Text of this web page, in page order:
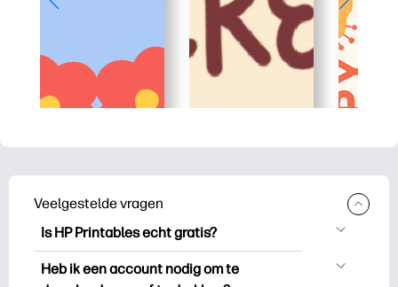
Veelgestelde vragen
Is HP Printables echt gratis?
HP Printables biedt meer dan 2.500
gratis printables om te downloaden en
Heb ik een account nodig om te